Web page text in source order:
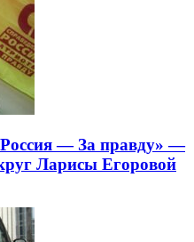
— За правду» —
Ларисы Егоровой